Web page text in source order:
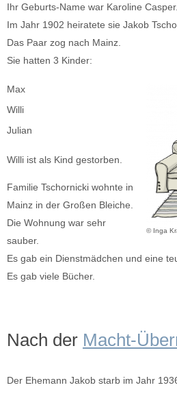
Ihr Geburts-Name war Karoline Casper.
Im Jahr 1902 heiratete sie Jakob
Das Paar zog nach Mainz.
Sie hatten 3 Kinder:
© Inga
Max
Willi
Julian
Willi ist als Kind gestorben.
Familie Tschornicki wohnte in
Mainz in der Großen Bleiche.
Die Wohnung war sehr
sauber.
Es gab ein Dienstmädchen und eine
Es gab viele Bücher.
Nach der Macht-
Der Ehemann Jakob starb im Jahr